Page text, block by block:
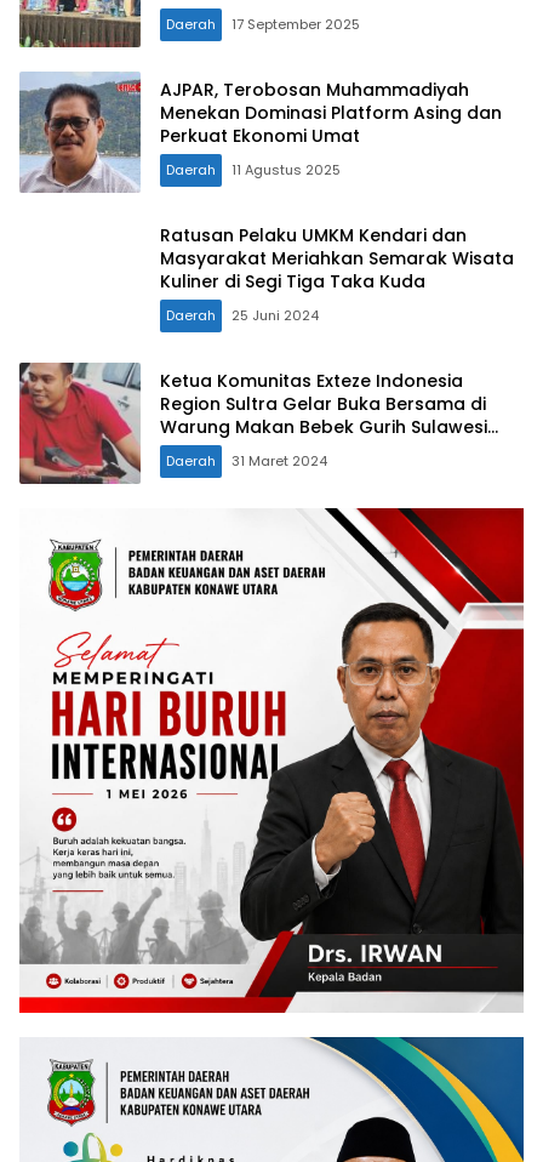
Aparatur Desa Konut
Daerah 17 September 2025
AJPAR, Terobosan Muhammadiyah
Menekan Dominasi Platform Asing dan
Perkuat Ekonomi Umat
Daerah 11 Agustus 2025
Ratusan Pelaku UMKM Kendari dan
Masyarakat Meriahkan Semarak Wisata
Kuliner di Segi Tiga Taka Kuda
Daerah 25 Juni 2024
Ketua Komunitas Exteze Indonesia
Region Sultra Gelar Buka Bersama di
Warung Makan Bebek Gurih Sulawesi
Kendari
Daerah 31 Maret 2024